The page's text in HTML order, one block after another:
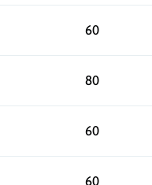
60
80
60
60